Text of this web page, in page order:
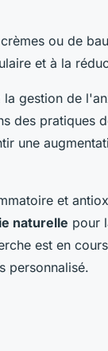
ou de
et à la
la gestion de
des pratiques
une
et
naturelle pour
est en
personnalisé.